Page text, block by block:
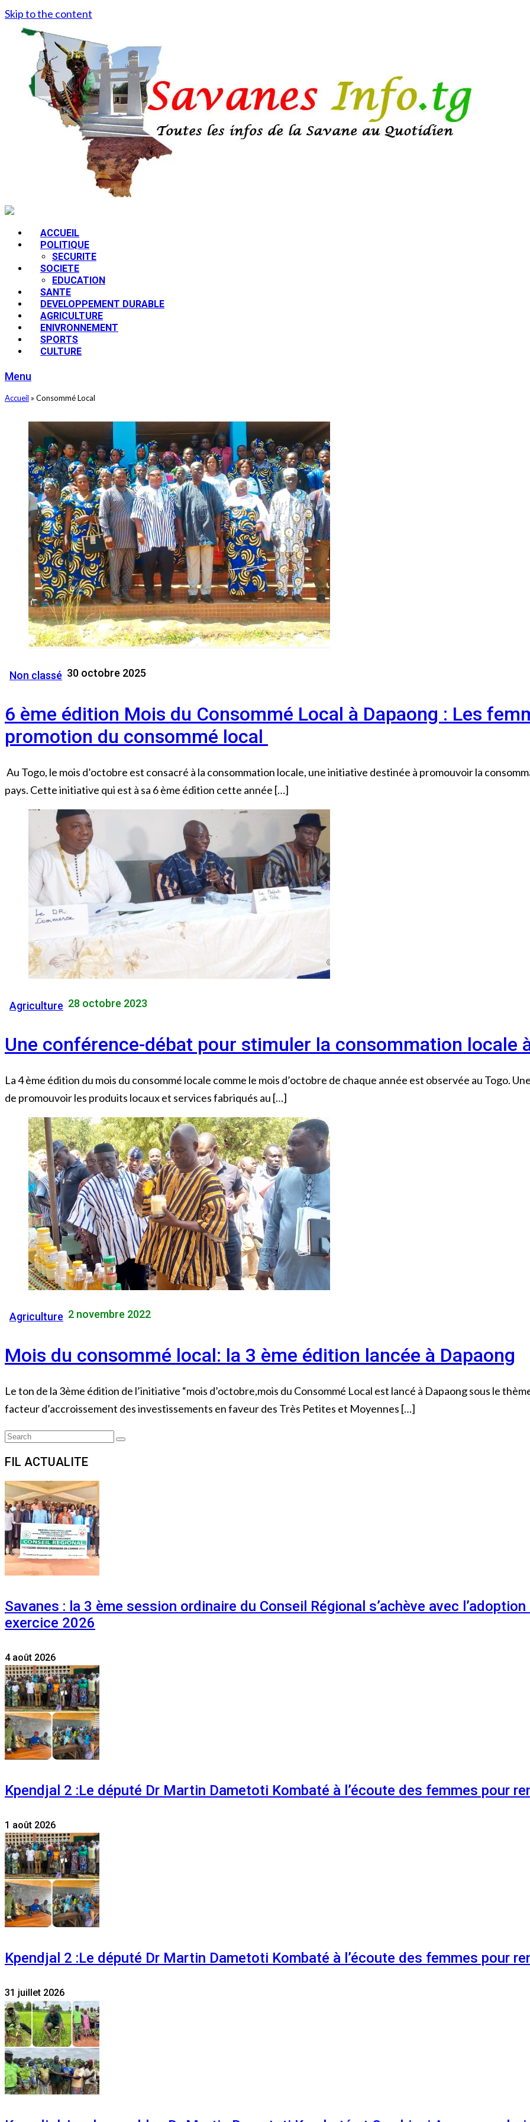
Skip to the content
ACCUEIL
POLITIQUE
SECURITE
SOCIETE
EDUCATION
SANTE
DEVELOPPEMENT DURABLE
AGRICULTURE
ENIVRONNEMENT
SPORTS
CULTURE
Menu
Accueil » Consommé Local
Non classé 30 octobre 2025
6 ème édition Mois du Consommé Local à Dapaong : Les
promotion du consommé local
Au Togo, le mois d’octobre est consacré à la consommation locale, une initiative destinée à promouvoir la
pays. Cette initiative qui est à sa 6 ème édition cette année […]
Agriculture 28 octobre 2023
Une conférence-débat pour stimuler la consommation locale
La 4 ème édition du mois du consommé locale comme le mois d’octobre de chaque année est observée au Togo.
de promouvoir les produits locaux et services fabriqués au […]
Agriculture 2 novembre 2022
Mois du consommé local: la 3 ème édition lancée à Dapaong
Le ton de la 3ème édition de l’initiative “mois d’octobre,mois du Consommé Local est lancé à Dapaong sous le
facteur d’accroissement des investissements en faveur des Très Petites et Moyennes […]
Search
Search
FIL ACTUALITE
Savanes : la 3 ème session ordinaire du Conseil Régional s’achève avec
exercice 2026
4 août 2026
Kpendjal 2 :Le député Dr Martin Dametoti Kombaté à l’écoute des femmes pour
1 août 2026
Kpendjal 2 :Le député Dr Martin Dametoti Kombaté à l’écoute des femmes pour
31 juillet 2026